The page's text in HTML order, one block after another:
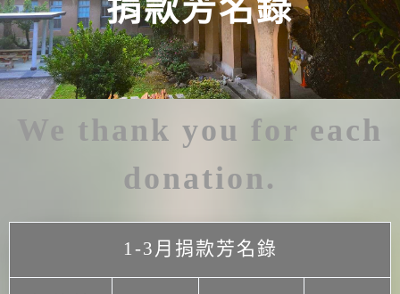
捐款芳名錄
We thank you for each
donation.
1-3月捐款芳名錄